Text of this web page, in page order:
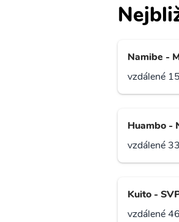
Namibe -
vzdálené
Huambo -
vzdálené
Kuito -
vzdálené